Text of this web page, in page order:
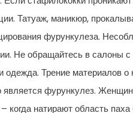
Татуаж, маникюр,
фурункулеза.
Не обращайтесь в салоны с
одежда. Трение материалов
является фурункулез.
когда натирают область